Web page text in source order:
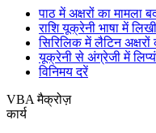
पाठ में अक्षरों का मामला
राशि यूक्रेनी भाषा में
सिरिलिक में लैटिन
यूक्रेनी से अंग्रेजी में
विनिमय दरें
VBA मैक्रोज़
कार्य